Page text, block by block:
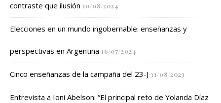
contraste que ilusión 10/08/2024
Elecciones en un mundo ingobernable: enseñanzas y
perspectivas en Argentina 16/07/2024
Cinco enseñanzas de la campaña del 23-J 31/08/2023
Entrevista a Ioni Abelson: “El principal reto de Yolanda Díaz